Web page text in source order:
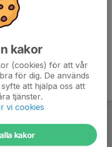
kakor
(cookies) för att vår
för dig. De används
att hjälpa oss att
tjänster.
vi cookies
kakor